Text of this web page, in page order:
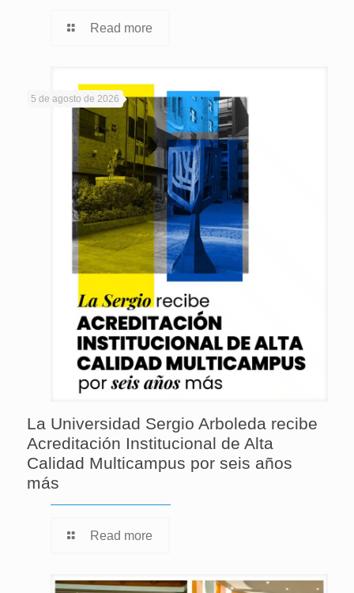
Read more
5 de agosto de 2026
La Universidad Sergio Arboleda recibe
Acreditación Institucional de Alta
Calidad Multicampus por seis años
más
Read more